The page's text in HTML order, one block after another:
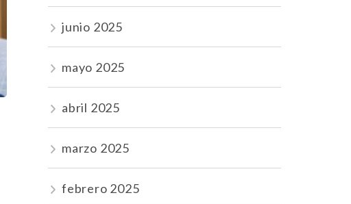
junio 2025
mayo 2025
abril 2025
marzo 2025
febrero 2025